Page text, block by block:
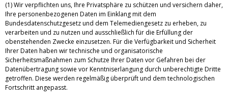
(1) Wir verpflichten uns, Ihre Privatsphäre zu schützen und versichern daher,
Ihre personenbezogenen Daten im Einklang mit dem
Bundesdatenschutzgesetz und dem Telemediengesetz zu erheben, zu
verarbeiten und zu nutzen und ausschließlich für die Erfüllung der
obenstehenden Zwecke einzusetzen. Für die Verfügbarkeit und Sicherheit
Ihrer Daten haben wir technische und organisatorische
Sicherheitsmaßnahmen zum Schutze Ihrer Daten vor Gefahren bei der
Datenübertragung sowie vor Kenntniserlangung durch unberechtigte Dritte
getroffen. Diese werden regelmäßig überprüft und dem technologischen
Fortschritt angepasst.